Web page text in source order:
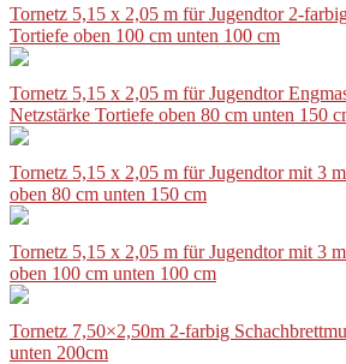
Tornetz 5,15 x 2,05 m für Jugendtor 2-
Tortiefe oben 100 cm unten 100 cm
Tornetz 5,15 x 2,05 m für Jugendtor
Netzstärke Tortiefe oben 80 cm unten 150
Tornetz 5,15 x 2,05 m für Jugendtor mit 3
oben 80 cm unten 150 cm
Tornetz 5,15 x 2,05 m für Jugendtor mit 3
oben 100 cm unten 100 cm
Tornetz 7,50×2,50m 2-farbig
unten 200cm